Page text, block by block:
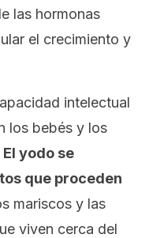
las hormonas
el crecimiento y
intelectual
los bebés y los
El yodo se
que proceden
mariscos y las
viven cerca del